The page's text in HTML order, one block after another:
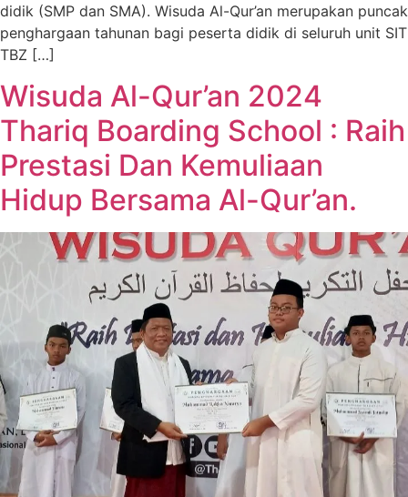
didik (SMP dan SMA). Wisuda Al-Qur’an merupakan puncak
penghargaan tahunan bagi peserta didik di seluruh unit SIT
TBZ […]
Wisuda Al-Qur’an 2024
Thariq Boarding School : Raih
Prestasi Dan Kemuliaan
Hidup Bersama Al-Qur’an.